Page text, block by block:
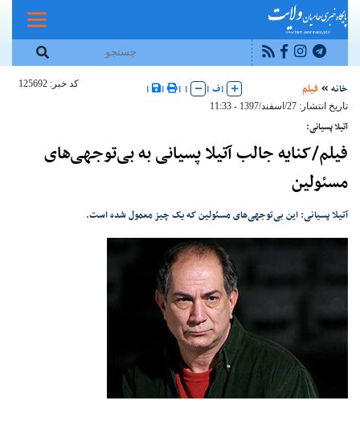
خانه فیلم |ف |
|
|
|
|
کد خبر: 125692
تاریخ انتشار: 27/اسفند/1397 - 11:33
آتیلا پسیانی:
فیلم/کنایه جالب آتیلا پسیانی به بی‌توجهی‌های
مسئولین
آتیلا پسیانی: این بی‌توجهی‌های مسئولین که یک چیز معمول شده است.